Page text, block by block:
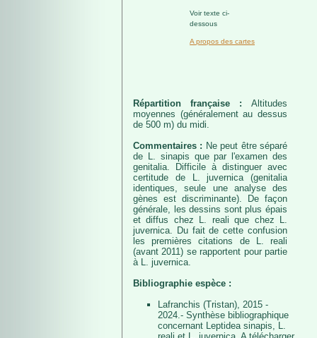
Voir texte ci-
dessous
A propos des cartes
Répartition française : Altitudes
moyennes (généralement au dessus
de 500 m) du midi.
Commentaires : Ne peut être séparé
de L. sinapis que par l'examen des
genitalia. Difficile à distinguer avec
certitude de L. juvernica (genitalia
identiques, seule une analyse des
gènes est discriminante). De façon
générale, les dessins sont plus épais
et diffus chez L. reali que chez L.
juvernica. Du fait de cette confusion
les premières citations de L. reali
(avant 2011) se rapportent pour partie
à L. juvernica.
Bibliographie espèce :
Lafranchis (Tristan), 2015 -
2024.- Synthèse bibliographique
concernant Leptidea sinapis, L.